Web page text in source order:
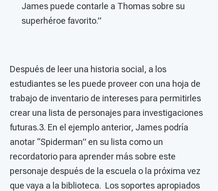
James puede contarle a Thomas sobre su
superhéroe favorito.”
Después de leer una historia social, a los
estudiantes se les puede proveer con una hoja de
trabajo de inventario de intereses para permitirles
crear una lista de personajes para investigaciones
futuras.3. En el ejemplo anterior, James podría
anotar “Spiderman” en su lista como un
recordatorio para aprender más sobre este
personaje después de la escuela o la próxima vez
que vaya a la biblioteca. Los soportes apropiados